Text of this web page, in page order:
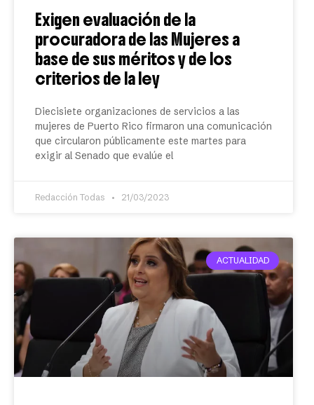
Exigen evaluación de la
procuradora de las Mujeres a
base de sus méritos y de los
criterios de la ley
Diecisiete organizaciones de servicios a las
mujeres de Puerto Rico firmaron una comunicación
que circularon públicamente este martes para
exigir al Senado que evalúe el
Redacción Todas 21/03/2023
ACTUALIDAD